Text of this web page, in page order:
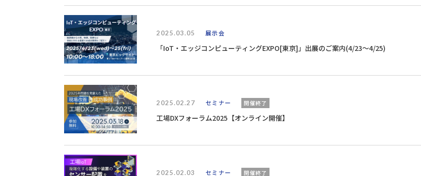
2025.03.05 展示会
「IoT・エッジコンピューティングEXPO[東京]」出展のご案内(4/23～4/25)
2025.02.27 セミナー 開催終了
工場DXフォーラム2025【オンライン開催】
2025.02.03 セミナー 開催終了